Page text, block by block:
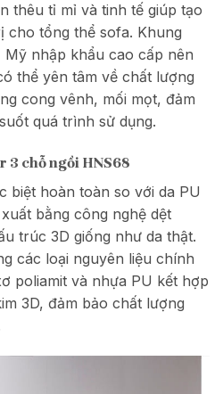
thêu tỉ mỉ và tinh tế giúp tạo
cho tổng thể sofa. Khung
Mỹ nhập khẩu cao cấp nên
thể yên tâm về chất lượng
cong vênh, mối mọt, đảm
quá trình sử dụng.
chỗ ngồi HNS68
biệt hoàn toàn so với da PU
bằng công nghệ dệt
trúc 3D giống như da thật.
các loại nguyên liệu chính
poliamit và nhựa PU kết hợp
3D, đảm bảo chất lượng